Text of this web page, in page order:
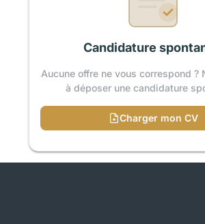
Candidature
Aucune offre ne vous correspond ?
à déposer une candidature
Charger mon CV